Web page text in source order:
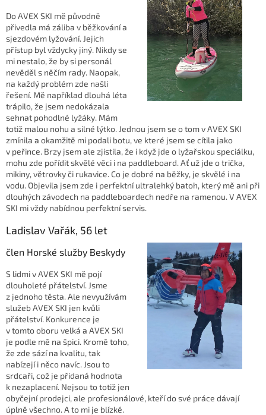
Do AVEX SKI mě původně
přivedla má záliba v běžkování a
sjezdovém lyžování. Jejich
přístup byl vždycky jiný. Nikdy se
mi nestalo, že by si personál
nevěděl s něčím rady. Naopak,
na každý problém zde našli
řešení. Mě například dlouhá léta
trápilo, že jsem nedokázala
sehnat pohodlné lyžáky. Mám
totiž malou nohu a silné lýtko. Jednou jsem se o tom v AVEX SKI
zmínila a okamžitě mi podali botu, ve které jsem se cítila jako
v peřince. Brzy jsem ale zjistila, že i když jde o lyžařskou speciálku,
mohu zde pořídit skvělé věci i na paddleboard. Ať už jde o trička,
mikiny, větrovky či rukavice. Co je dobré na běžky, je skvělé i na
vodu. Objevila jsem zde i perfektní ultralehký batoh, který mě ani při
dlouhých závodech na paddleboardech nedře na ramenou. V AVEX
SKI mi vždy nabídnou perfektní servis.
Ladislav Vařák, 56 let
člen Horské služby Beskydy
S lidmi v AVEX SKI mě pojí
dlouholeté přátelství. Jsme
z jednoho těsta. Ale nevyužívám
služeb AVEX SKI jen kvůli
přátelství. Konkurence je
v tomto oboru velká a AVEX SKI
je podle mě na špici. Kromě toho,
že zde sází na kvalitu, tak
nabízejí i něco navíc. Jsou to
srdcaři, což je přidaná hodnota
k nezaplacení. Nejsou to totiž jen
obyčejní prodejci, ale profesionálové, kteří do své práce dávají
úplně všechno. A to mi je blízké.